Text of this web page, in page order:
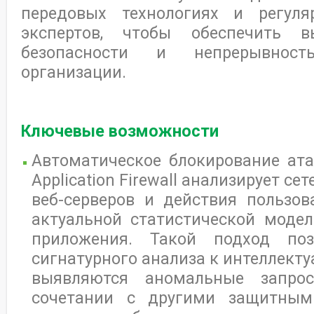
передовых технологиях и
экспертов, чтобы обеспечить
безопасности и
организации.
Ключевые возможности
Автоматическое блокирование
Application Firewall анализирует
веб-серверов и действия
актуальной статистической
приложения. Такой подход
сигнатурного анализа к
выявляются аномальные
сочетании с другими